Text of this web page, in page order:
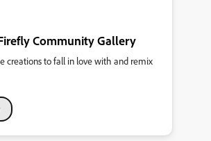
Community Gallery
creations to fall in love with and remix